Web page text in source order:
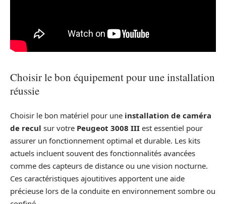
Choisir le bon équipement pour une installation
réussie
Choisir le bon matériel pour une installation de caméra
de recul sur votre Peugeot 3008 III est essentiel pour
assurer un fonctionnement optimal et durable. Les kits
actuels incluent souvent des fonctionnalités avancées
comme des capteurs de distance ou une vision nocturne.
Ces caractéristiques ajoutitives apportent une aide
précieuse lors de la conduite en environnement sombre ou